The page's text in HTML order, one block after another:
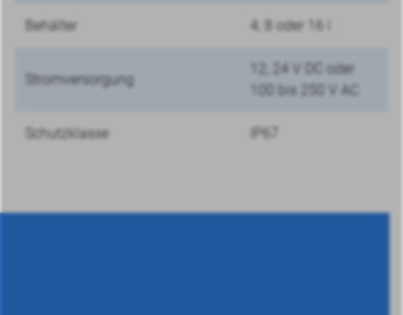
Behälter 4; 8 oder 16 l
Stromversorgung
12; 24 V DC oder
100 bis 250 V AC
Schutzklasse IP67